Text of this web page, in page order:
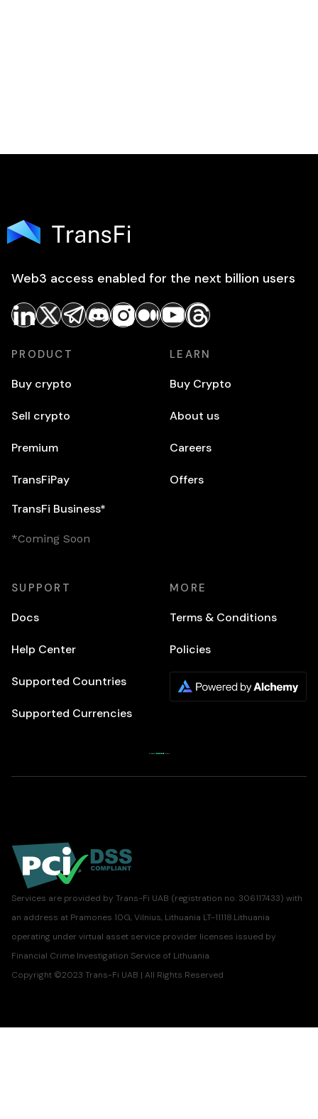
Web3 access enabled for the next billion users
PRODUCT
Buy crypto
Sell crypto
Premium
TransFiPay
TransFi Business*
*Coming Soon
LEARN
Buy Crypto
About us
Careers
Offers
SUPPORT
Docs
Help Center
Supported Countries
Supported Currencies
MORE
Terms & Conditions
Policies
Services are provided by Trans-Fi UAB (registration no. 306117433) with
an address at Pramones 10G, Vilnius, Lithuania LT-11118.Lithuania
operating under virtual asset service provider licenses issued by
Financial Crime Investigation Service of Lithuania.
Copyright ©2023 Trans-Fi UAB | All Rights Reserved